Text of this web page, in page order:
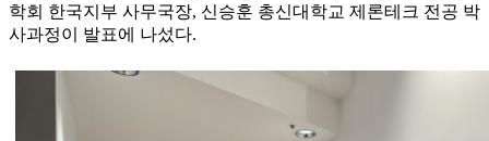
학회 한국지부 사무국장, 신승훈 총신대학교 제론테크 전공 박
사과정이 발표에 나섰다.